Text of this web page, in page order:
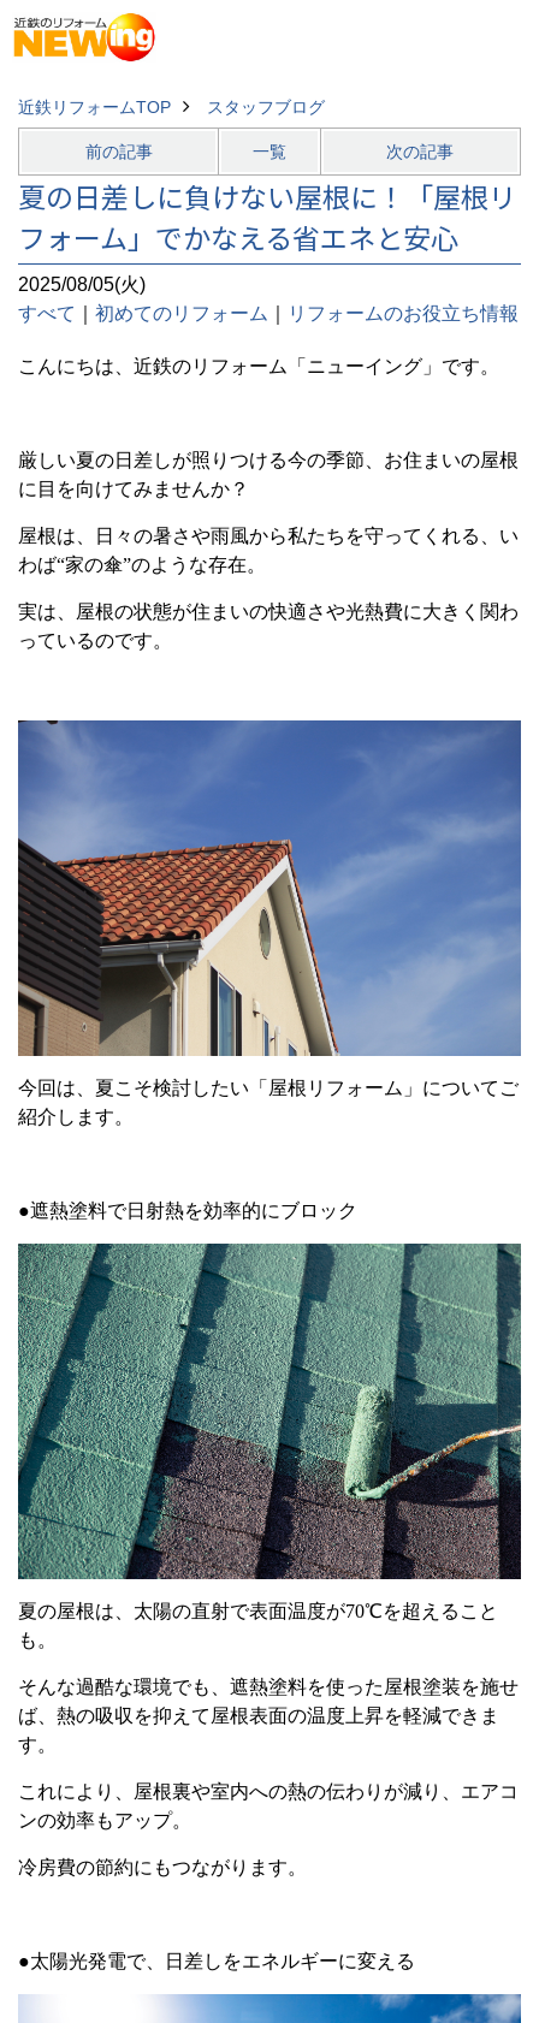
近鉄リフォームTOP スタッフブログ
前の記事 一覧 次の記事
夏の日差しに負けない屋根に！「屋根リ
フォーム」でかなえる省エネと安心
2025/08/05(火)
すべて
初めてのリフォーム リフォームのお役立ち情報
こんにちは、近鉄のリフォーム「ニューイング」です。
厳しい夏の日差しが照りつける今の季節、お住まいの屋根
に目を向けてみませんか？
屋根は、日々の暑さや雨風から私たちを守ってくれる、い
わば“家の傘”のような存在。
実は、屋根の状態が住まいの快適さや光熱費に大きく関わ
っているのです。
今回は、夏こそ検討したい「屋根リフォーム」についてご
紹介します。
●遮熱塗料で日射熱を効率的にブロック
夏の屋根は、太陽の直射で表面温度が70℃を超えること
も。
そんな過酷な環境でも、遮熱塗料を使った屋根塗装を施せ
ば、熱の吸収を抑えて屋根表面の温度上昇を軽減できま
す。
これにより、屋根裏や室内への熱の伝わりが減り、エアコ
ンの効率もアップ。
冷房費の節約にもつながります。
●太陽光発電で、日差しをエネルギーに変える